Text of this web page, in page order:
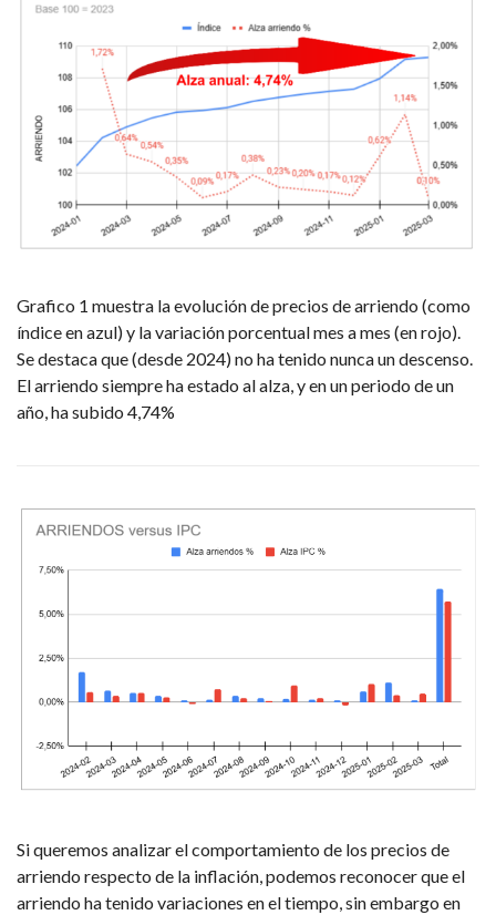
Grafico 1 muestra la evolución de precios de arriendo (como
índice en azul) y la variación porcentual mes a mes (en rojo).
Se destaca que (desde 2024) no ha tenido nunca un descenso.
El arriendo siempre ha estado al alza, y en un periodo de un
año, ha subido 4,74%
Si queremos analizar el comportamiento de los precios de
arriendo respecto de la inflación, podemos reconocer que el
arriendo ha tenido variaciones en el tiempo, sin embargo en